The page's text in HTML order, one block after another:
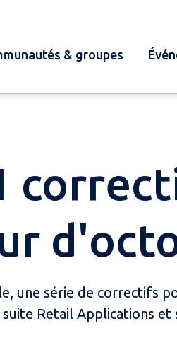
& groupes
une série de correctifs
Retail Applications